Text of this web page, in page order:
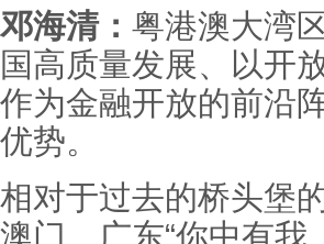
邓海清： 粤港澳大湾
国高质量发展、以开
作为金融开放的前沿
优势。
相对于过去的桥头堡
澳门、广东“你中有我